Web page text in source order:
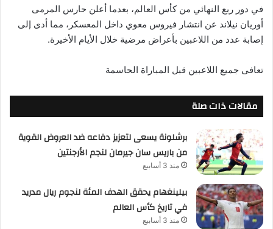
في دور ربع النهائي من كأس العالم، بعدما أعلن حارس المرمى
أوريان نيلاند عن انتشار فيروس معوي داخل المعسكر، مما أدى إلى
إصابة عدد من اللاعبين بأعراض مرضية خلال الأيام الأخيرة.
تعافى جميع اللاعبين قبل المباراة الحاسمة
مقالات ذات صلة
برشلونة يسعى لتعزيز دفاعه ضد العروض القوية
من باريس سان جيرمان لنجم الأرجنتين
منذ 3 أسابيع
بيلينغهام يحقق الهدف المئة لنجوم ريال مدريد
في تاريخ كأس العالم
منذ 3 أسابيع